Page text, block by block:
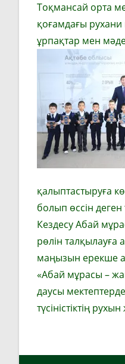
Тоқмансай орта
қоғамдағы
ұрпақтар мен
қалыптастыруға
болып өссін деген
Кездесу Абай
рөлін
маңызын ерекше
«Абай мұрасы –
даусы
түсіністіктің